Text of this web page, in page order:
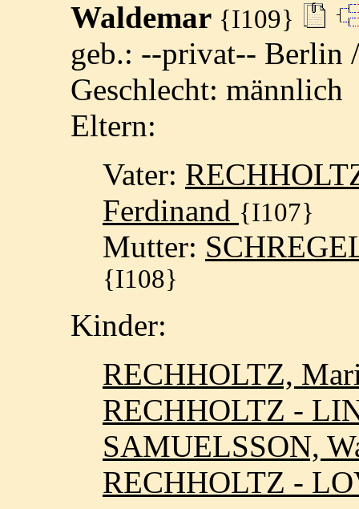
Waldemar {I109}
geb.: --privat-- Berlin
Geschlecht: männlich
Eltern:
Vater:
Ferdinand {I107}
Mutter:
{I108}
Kinder:
RECHHOLTZ,
RECHHOLTZ -
SAMUELSSON,
RECHHOLTZ -